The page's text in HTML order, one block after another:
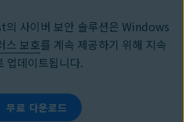
의 사이버 보안 솔루션은 Windows
스 보호를 계속 제공하기 위해 지속
업데이트됩니다.
무료 다운로드